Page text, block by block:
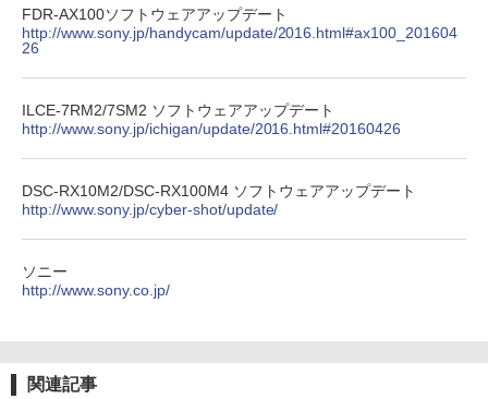
FDR-AX100ソフトウェアアップデート
http://www.sony.jp/handycam/update/2016.html#ax100_201604
26
ILCE-7RM2/7SM2 ソフトウェアアップデート
http://www.sony.jp/ichigan/update/2016.html#20160426
DSC-RX10M2/DSC-RX100M4 ソフトウェアアップデート
http://www.sony.jp/cyber-shot/update/
ソニー
http://www.sony.co.jp/
関連記事